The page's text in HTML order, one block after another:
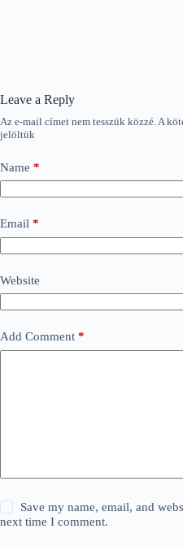
Leave a Reply
Az e-mail címet nem tesszük közzé. A
jelöltük
Name *
Email *
Website
Add Comment *
Save my name, email, and
next time I comment.